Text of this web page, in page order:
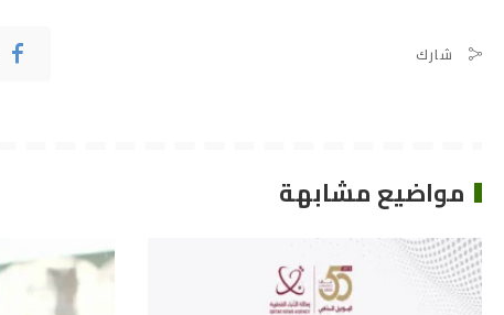
شارك
مواضيع مشابهة